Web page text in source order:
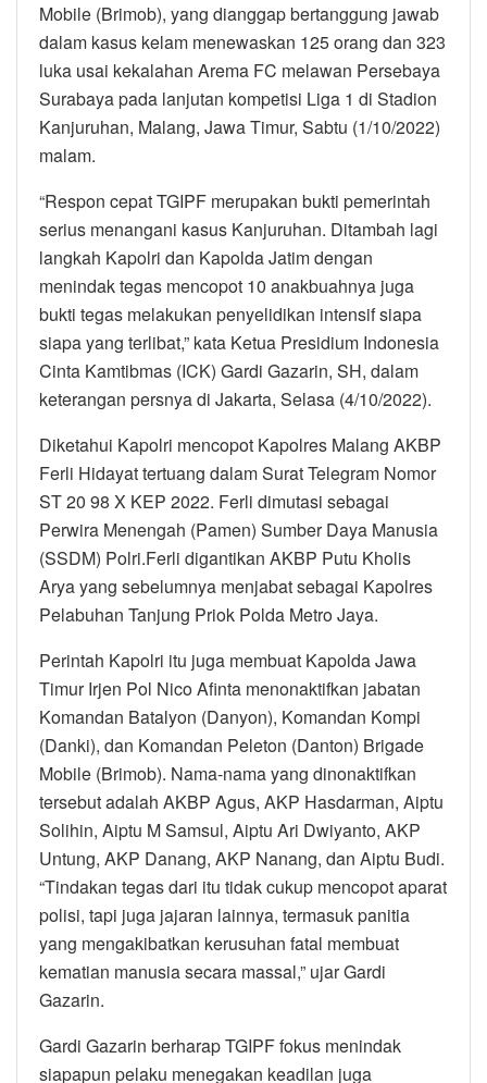
Mobile (Brimob), yang dianggap bertanggung jawab
dalam kasus kelam menewaskan 125 orang dan 323
luka usai kekalahan Arema FC melawan Persebaya
Surabaya pada lanjutan kompetisi Liga 1 di Stadion
Kanjuruhan, Malang, Jawa Timur, Sabtu (1/10/2022)
malam.
“Respon cepat TGIPF merupakan bukti pemerintah
serius menangani kasus Kanjuruhan. Ditambah lagi
langkah Kapolri dan Kapolda Jatim dengan
menindak tegas mencopot 10 anakbuahnya juga
bukti tegas melakukan penyelidikan intensif siapa
siapa yang terlibat,” kata Ketua Presidium Indonesia
Cinta Kamtibmas (ICK) Gardi Gazarin, SH, dalam
keterangan persnya di Jakarta, Selasa (4/10/2022).
Diketahui Kapolri mencopot Kapolres Malang AKBP
Ferli Hidayat tertuang dalam Surat Telegram Nomor
ST 20 98 X KEP 2022. Ferli dimutasi sebagai
Perwira Menengah (Pamen) Sumber Daya Manusia
(SSDM) Polri.Ferli digantikan AKBP Putu Kholis
Arya yang sebelumnya menjabat sebagai Kapolres
Pelabuhan Tanjung Priok Polda Metro Jaya.
Perintah Kapolri itu juga membuat Kapolda Jawa
Timur Irjen Pol Nico Afinta menonaktifkan jabatan
Komandan Batalyon (Danyon), Komandan Kompi
(Danki), dan Komandan Peleton (Danton) Brigade
Mobile (Brimob). Nama-nama yang dinonaktifkan
tersebut adalah AKBP Agus, AKP Hasdarman, Aiptu
Solihin, Aiptu M Samsul, Aiptu Ari Dwiyanto, AKP
Untung, AKP Danang, AKP Nanang, dan Aiptu Budi.
“Tindakan tegas dari itu tidak cukup mencopot aparat
polisi, tapi juga jajaran lainnya, termasuk panitia
yang mengakibatkan kerusuhan fatal membuat
kematian manusia secara massal,” ujar Gardi
Gazarin.
Gardi Gazarin berharap TGIPF fokus menindak
siapapun pelaku menegakan keadilan juga